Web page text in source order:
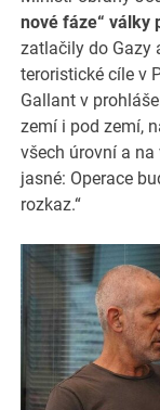
nové fáze“ války
zatlačily do Gazy
teroristické cíle v
Gallant v
zemí i pod zemí,
všech úrovní a
jasné: Operace
rozkaz.“